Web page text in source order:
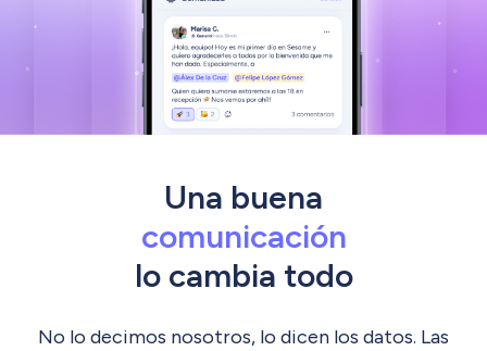
Una buena
comunicación
lo cambia todo
No lo decimos nosotros, lo dicen los datos. Las